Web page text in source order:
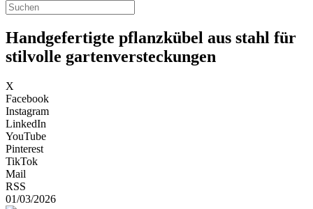
Handgefertigte pflanzkübel aus stahl für
stilvolle gartenversteckungen
X
Facebook
Instagram
LinkedIn
YouTube
Pinterest
TikTok
Mail
RSS
01/03/2026